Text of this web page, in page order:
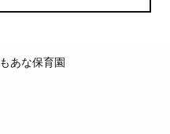
もあな保育園